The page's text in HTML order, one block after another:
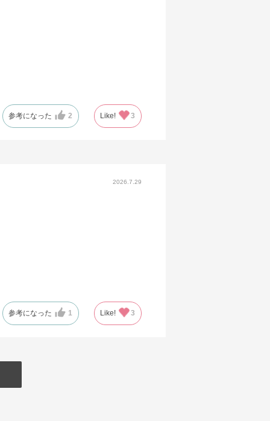
参考になった 2 Like! 3
2026.7.29
参考になった 1 Like! 3